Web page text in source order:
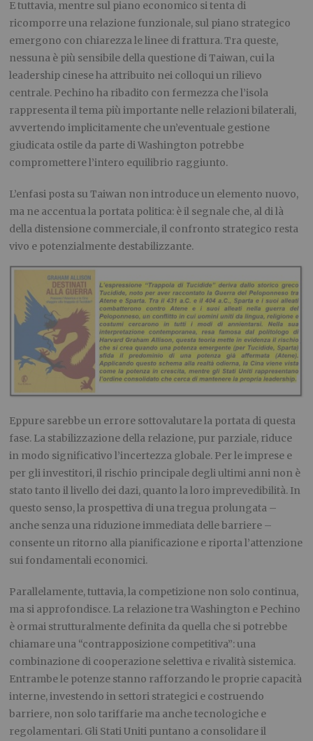
E tuttavia, mentre sul piano economico si tenta di
ricomporre una relazione funzionale, sul piano strategico
emergono con chiarezza le linee di frattura. Tra queste,
nessuna è più sensibile della questione di Taiwan, cui la
leadership cinese ha attribuito nei colloqui un rilievo
centrale. Pechino ha ribadito con fermezza che l’isola
rappresenta il tema più importante nelle relazioni bilaterali,
avvertendo implicitamente che un’eventuale gestione
giudicata ostile da parte di Washington potrebbe
compromettere l’intero equilibrio raggiunto.
L’enfasi posta su Taiwan non introduce un elemento nuovo,
ma ne accentua la portata politica: è il segnale che, al di là
della distensione commerciale, il confronto strategico resta
vivo e potenzialmente destabilizzante.
Eppure sarebbe un errore sottovalutare la portata di questa
fase. La stabilizzazione della relazione, pur parziale, riduce
in modo significativo l’incertezza globale. Per le imprese e
per gli investitori, il rischio principale degli ultimi anni non è
stato tanto il livello dei dazi, quanto la loro imprevedibilità. In
questo senso, la prospettiva di una tregua prolungata –
anche senza una riduzione immediata delle barriere –
consente un ritorno alla pianificazione e riporta l’attenzione
sui fondamentali economici.
Parallelamente, tuttavia, la competizione non solo continua,
ma si approfondisce. La relazione tra Washington e Pechino
è ormai strutturalmente definita da quella che si potrebbe
chiamare una “contrapposizione competitiva”: una
combinazione di cooperazione selettiva e rivalità sistemica.
Entrambe le potenze stanno rafforzando le proprie capacità
interne, investendo in settori strategici e costruendo
barriere, non solo tariffarie ma anche tecnologiche e
regolamentari. Gli Stati Uniti puntano a consolidare il